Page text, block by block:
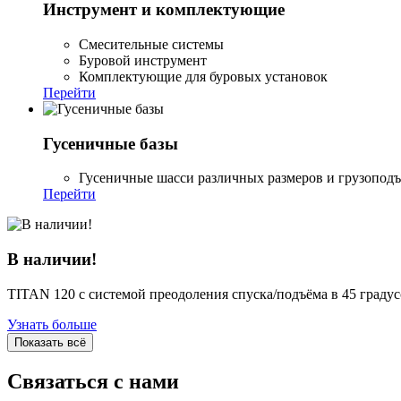
Инструмент и комплектующие
Смесительные системы
Буровой инструмент
Комплектующие для буровых установок
Перейти
Гусеничные базы
Гусеничные шасси различных размеров и
Перейти
В наличии!
TITAN 120 с системой преодоления спуска/подъёма в 45
Узнать больше
Показать всё
Связаться с нами